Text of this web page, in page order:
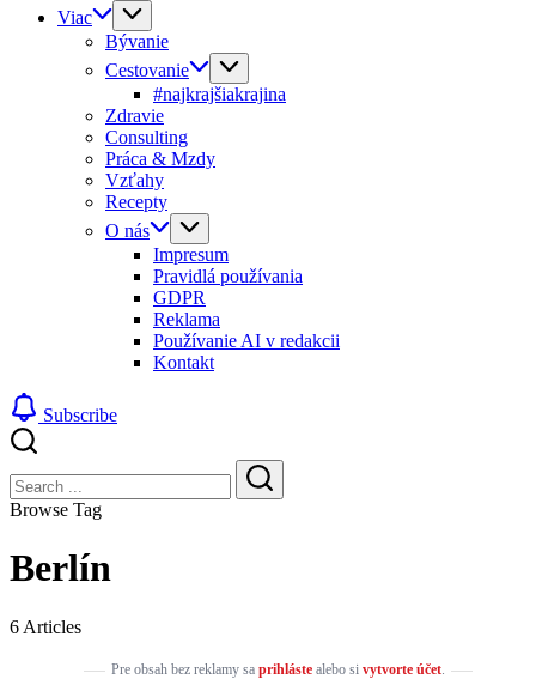
Viac
Bývanie
Cestovanie
#najkrajšiakrajina
Zdravie
Consulting
Práca & Mzdy
Vzťahy
Recepty
O nás
Impresum
Pravidlá používania
GDPR
Reklama
Používanie AI v redakcii
Kontakt
Subscribe
Search
Search
Browse Tag
Berlín
6 Articles
Pre obsah bez reklamy sa prihlástealebo si vytvorte účet.